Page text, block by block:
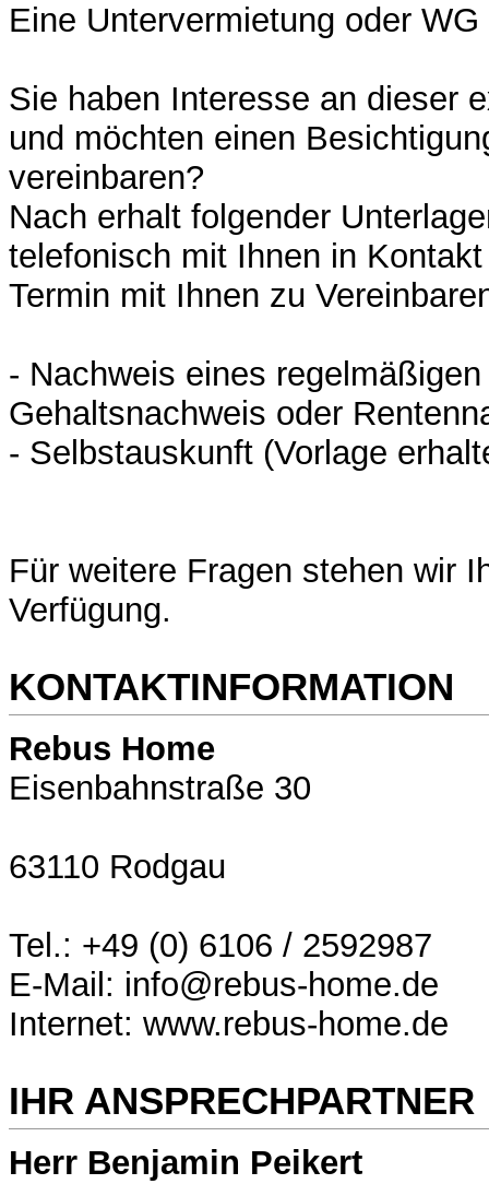
Eine Untervermietung oder
Sie haben Interesse an dieser
und möchten einen
vereinbaren?
Nach erhalt folgender
telefonisch mit Ihnen in
Termin mit Ihnen zu
- Nachweis eines
Gehaltsnachweis oder
- Selbstauskunft (Vorlage
Für weitere Fragen stehen wir
Verfügung.
KONTAKTINFORMATION
Rebus Home
Eisenbahnstraße 30
63110 Rodgau
Tel.: +49 (0) 6106 / 2592987
E-Mail: info@rebus-home.de
Internet: www.rebus-home.de
IHR ANSPRECHPARTNER
Herr Benjamin Peikert